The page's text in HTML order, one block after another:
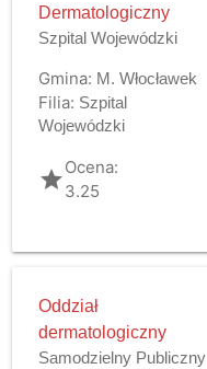
Dermatologiczny
Szpital Wojewódzki
Gmina: M. Włocławek
Filia: Szpital
Wojewódzki
gradeOcena:
3.25
Oddział
dermatologiczny
Samodzielny Publiczny